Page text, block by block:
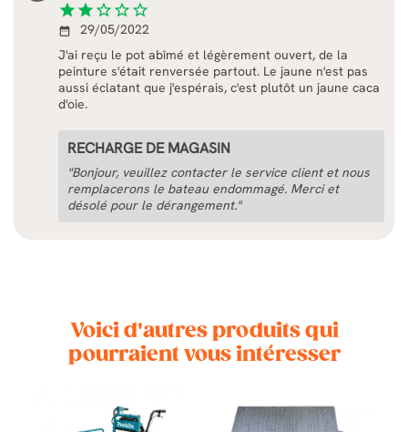
star star star_border star_border star_border
date_range
29/05/2022
J'ai reçu le pot abîmé et légèrement ouvert, de la
peinture s'était renversée partout. Le jaune n'est pas
aussi éclatant que j'espérais, c'est plutôt un jaune caca
d'oie.
RECHARGE DE MAGASIN
"Bonjour, veuillez contacter le service client et nous
remplacerons le bateau endommagé. Merci et
désolé pour le dérangement."
Voici d'autres produits qui
pourraient vous intéresser